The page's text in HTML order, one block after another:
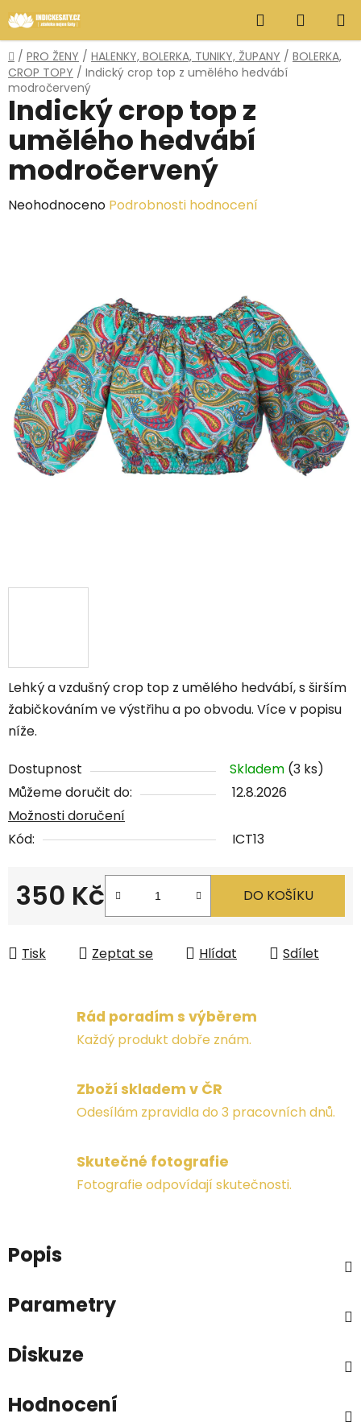
na
obsah
Hledat
KOŠÍK
Domů
/ PRO ŽENY / HALENKY, BOLERKA, TUNIKY, ŽUPANY / BOLERKA,
CROP TOPY / Indický crop top z umělého hedvábí
modročervený
Lehký a vzdušný crop top z umělého hedvábí, s širším
žabičkováním ve výstřihu a po obvodu. Více v popisu
níže.
Dostupnost Skladem (3 ks)
Můžeme doručit do:
12.8.2026
Možnosti doručení
Kód:
ICT13
350 Kč DO KOŠÍKU
Tisk Zeptat se Hlídat Sdílet
Indický crop top z
umělého hedvábí
modročervený
Průměrné
hvězdiček.
Neohodnoceno Podrobnosti hodnocení
Rád poradím s výběrem
Každý produkt dobře znám.
Zboží skladem v ČR
Odesílám zpravidla do 3 pracovních dnů.
Skutečné fotografie
Fotografie odpovídají skutečnosti.
Popis
Parametry
Diskuze
Hodnocení